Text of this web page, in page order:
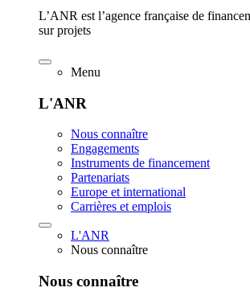
L’ANR est l’agence française de
sur projets
Menu
L'ANR
Nous connaître
Engagements
Instruments de financement
Partenariats
Europe et international
Carrières et emplois
L'ANR
Nous connaître
Nous connaître